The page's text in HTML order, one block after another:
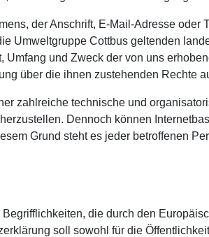
der Anschrift, E-Mail-Adresse
Umweltgruppe Cottbus geltenden
und Zweck der von uns
über die ihnen zustehenden Rechte
zahlreiche technische und
Dennoch können
Grund steht es jeder betroffenen
die durch den
soll sowohl für die